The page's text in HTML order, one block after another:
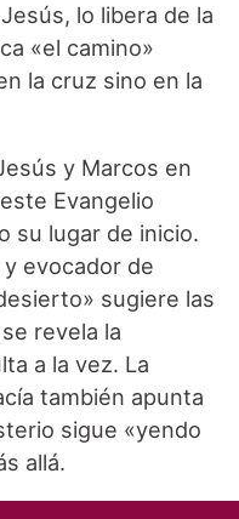
lo libera de la
«el camino»
la cruz sino en la
y Marcos en
Evangelio
su lugar de inicio.
evocador de
sugiere las
revela la
a la vez. La
también apunta
sigue «yendo
allá.